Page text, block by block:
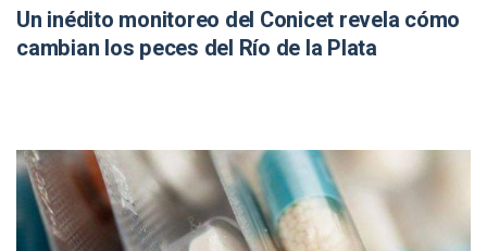
Un inédito monitoreo del Conicet revela cómo
cambian los peces del Río de la Plata